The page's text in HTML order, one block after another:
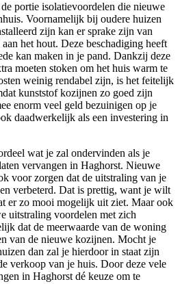
portie isolatievoordelen die nieuwe
Voornamelijk bij oudere huizen
zijn kan er sprake zijn van
het hout. Deze beschadiging heeft
kan maken in je pand. Dankzij deze
moeten stoken om het huis warm te
weinig rendabel zijn, is het feitelijk
kunststof kozijnen zo goed zijn
enorm veel geld bezuinigen op je
daadwerkelijk als een investering in
wat je zal ondervinden als je
vervangen in Haghorst. Nieuwe
voor zorgen dat de uitstraling van je
verbeterd. Dat is prettig, want je wilt
er zo mooi mogelijk uit ziet. Maar ook
uitstraling voordelen met zich
dat de meerwaarde van de woning
van de nieuwe kozijnen. Mocht je
dan zal je hierdoor in staat zijn
verkoop van je huis. Door deze vele
in Haghorst dé keuze om te